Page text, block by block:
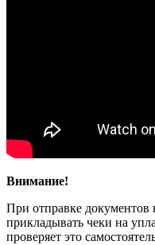
Внимание!
При отправке
прикладывать чеки на
проверяет это